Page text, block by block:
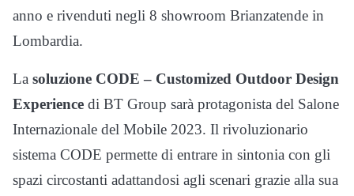
anno e rivenduti negli 8 showroom Brianzatende in
Lombardia.
La soluzione CODE – Customized Outdoor Design
Experience di BT Group sarà protagonista del Salone
Internazionale del Mobile 2023. Il rivoluzionario
sistema CODE permette di entrare in sintonia con gli
spazi circostanti adattandosi agli scenari grazie alla sua